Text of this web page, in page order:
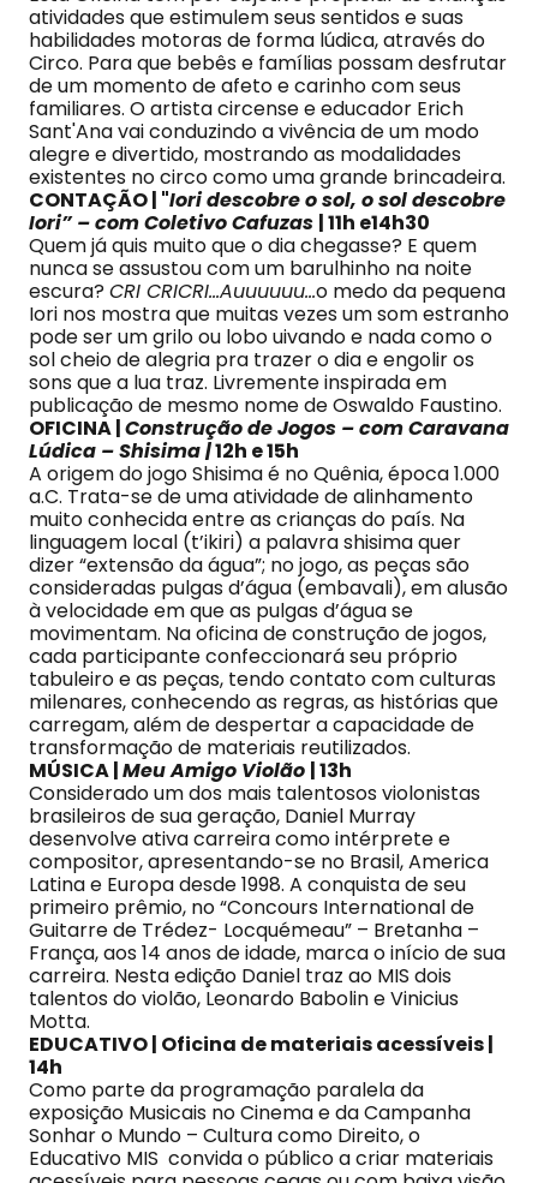
atividades que estimulem seus sentidos e suas
habilidades motoras de forma lúdica, através do
Circo. Para que bebês e famílias possam desfrutar
de um momento de afeto e carinho com seus
familiares. O artista circense e educador Erich
Sant'Ana vai conduzindo a vivência de um modo
alegre e divertido, mostrando as modalidades
existentes no circo como uma grande brincadeira.
CONTAÇÃO | "Iori descobre o sol, o sol descobre
Iori” – com Coletivo Cafuzas | 11h e14h30
Quem já quis muito que o dia chegasse? E quem
nunca se assustou com um barulhinho na noite
escura? CRI CRICRI…Auuuuuu…o medo da pequena
Iori nos mostra que muitas vezes um som estranho
pode ser um grilo ou lobo uivando e nada como o
sol cheio de alegria pra trazer o dia e engolir os
sons que a lua traz. Livremente inspirada em
publicação de mesmo nome de Oswaldo Faustino.
OFICINA |Construção de Jogos – com Caravana
Lúdica – Shisima |12h e 15h
A origem do jogo Shisima é no Quênia, época 1.000
a.C. Trata-se de uma atividade de alinhamento
muito conhecida entre as crianças do país. Na
linguagem local (t’ikiri) a palavra shisima quer
dizer “extensão da água”; no jogo, as peças são
consideradas pulgas d’água (embavali), em alusão
à velocidade em que as pulgas d’água se
movimentam. Na oficina de construção de jogos,
cada participante confeccionará seu próprio
tabuleiro e as peças, tendo contato com culturas
milenares, conhecendo as regras, as histórias que
carregam, além de despertar a capacidade de
transformação de materiais reutilizados.
MÚSICA |Meu Amigo Violão | 13h
Considerado um dos mais talentosos violonistas
brasileiros de sua geração, Daniel Murray
desenvolve ativa carreira como intérprete e
compositor, apresentando-se no Brasil, America
Latina e Europa desde 1998. A conquista de seu
primeiro prêmio, no “Concours International de
Guitarre de Trédez- Locquémeau” – Bretanha –
França, aos 14 anos de idade, marca o início de sua
carreira. Nesta edição Daniel traz ao MIS dois
talentos do violão, Leonardo Babolin e Vinicius
Motta.
EDUCATIVO | Oficina de materiais acessíveis |
14h
Como parte da programação paralela da
exposição Musicais no Cinema e da Campanha
Sonhar o Mundo – Cultura como Direito, o
Educativo MIS convida o público a criar materiais